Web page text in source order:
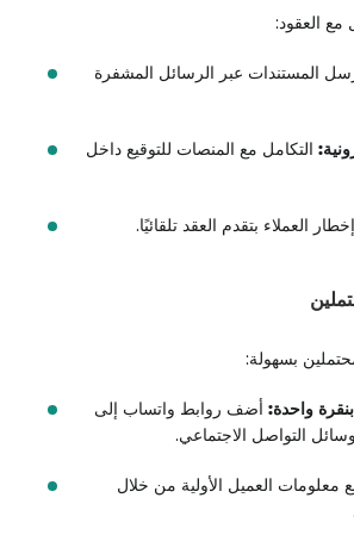
مع العقود:
المستندات عبر الرسائل المشفرة
التكامل مع المنصات للتوقيع داخل
إخطار العملاء بتقدم العقد تلقائيًا.
بسهولة:
واحدة: أضف روابط واتساب إلى
التواصل الاجتماعي.
معلومات العميل الأولية من خلال